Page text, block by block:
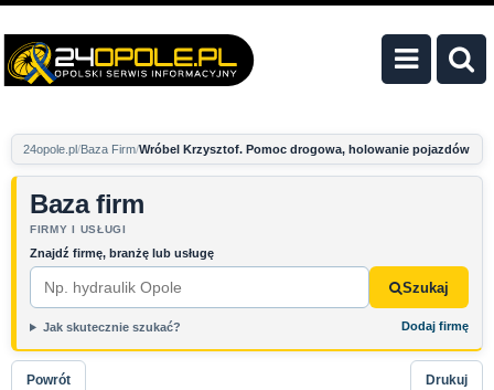
24opole.pl Baza Firm Wróbel Krzysztof. Pomoc drogowa, holowanie pojazdów
Baza firm
FIRMY I USŁUGI
Znajdź firmę, branżę lub usługę
Szukaj
Jak skutecznie szukać? Dodaj firmę
Powrót Drukuj